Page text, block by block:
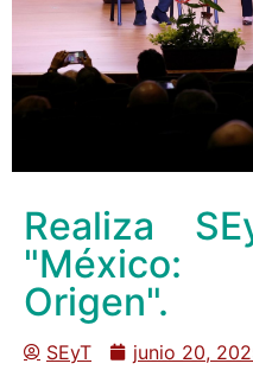
Realiza
"México:
Origen".
SEyT junio 20,